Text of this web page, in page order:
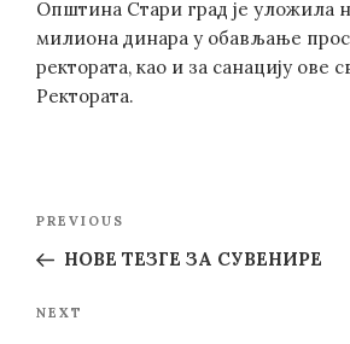
Општина Стари град је уложила
милиона динарa у обављање
ректората, као и за санацију ове
Ректората.
Post
Previous
Post
PREVIOUS
НОВЕ ТЕЗГЕ ЗА СУВЕНИРЕ
Next
NEXT